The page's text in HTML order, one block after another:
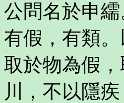
公問名於申
有假，有類
取於物為假
川，不以隱